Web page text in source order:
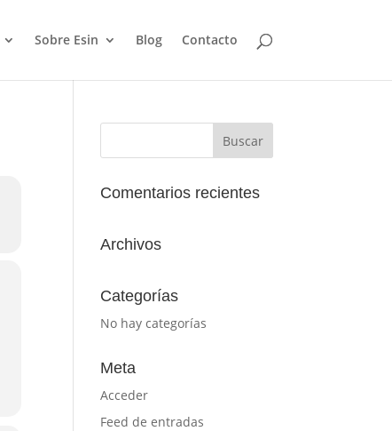
Sobre Esin Blog Contacto
Comentarios recientes
Archivos
Categorías
No hay categorías
Meta
Acceder
Feed de entradas